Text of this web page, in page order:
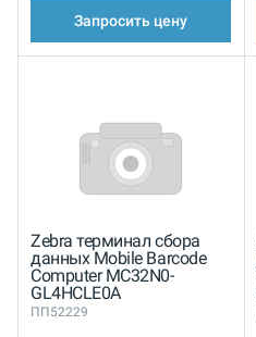
Запросить цену
Zebra терминал сбора
данных Mobile Barcode
Computer MC32N0-
GL4HCLE0A
ПП52229